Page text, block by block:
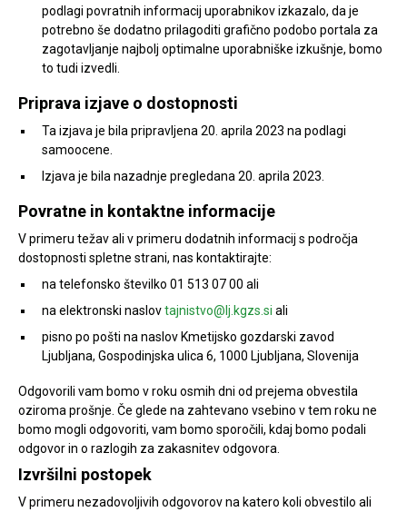
podlagi povratnih informacij uporabnikov izkazalo, da je
potrebno še dodatno prilagoditi grafično podobo portala za
zagotavljanje najbolj optimalne uporabniške izkušnje, bomo
to tudi izvedli.
Priprava izjave o dostopnosti
Ta izjava je bila pripravljena 20. aprila 2023 na podlagi
samoocene.
Izjava je bila nazadnje pregledana 20. aprila 2023.
Povratne in kontaktne informacije
V primeru težav ali v primeru dodatnih informacij s področja
dostopnosti spletne strani, nas kontaktirajte:
na telefonsko številko 01 513 07 00 ali
na elektronski naslovtajnistvo@lj.kgzs.si ali
pisno po pošti na naslov Kmetijsko gozdarski zavod
Ljubljana, Gospodinjska ulica 6, 1000 Ljubljana, Slovenija
Odgovorili vam bomo v roku osmih dni od prejema obvestila
oziroma prošnje. Če glede na zahtevano vsebino v tem roku ne
bomo mogli odgovoriti, vam bomo sporočili, kdaj bomo podali
odgovor in o razlogih za zakasnitev odgovora.
Izvršilni postopek
V primeru nezadovoljivih odgovorov na katero koli obvestilo ali